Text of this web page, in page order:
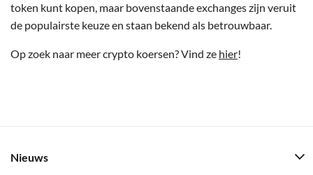
token kunt kopen, maar bovenstaande exchanges zijn veruit
de populairste keuze en staan bekend als betrouwbaar.
Op zoek naar meer crypto koersen? Vind ze hier!
Nieuws